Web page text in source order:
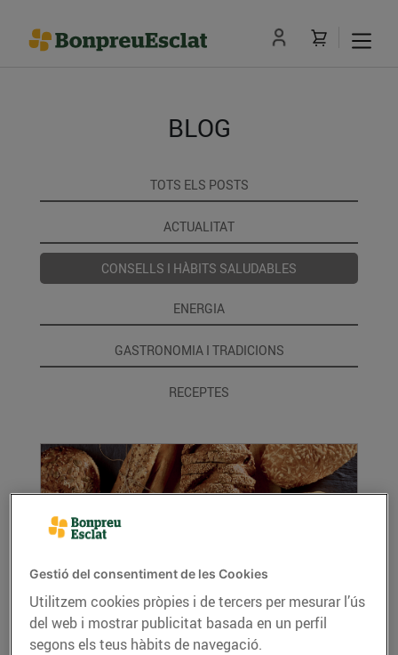
BLOG
TOTS ELS POSTS
ACTUALITAT
CONSELLS I HÀBITS SALUDABLES
ENERGIA
GASTRONOMIA I TRADICIONS
RECEPTES
Pa per a tots els gustos
22/de març/2019
Gestió del consentiment de les Cookies
Utilitzem cookies pròpies i de tercers per mesurar l’ús
del web i mostrar publicitat basada en un perfil
segons els teus hàbits de navegació.